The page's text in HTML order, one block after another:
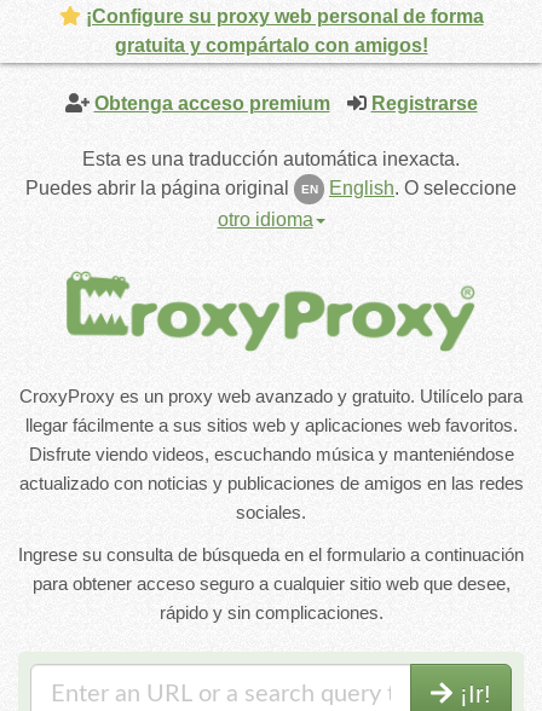
Obtenga acceso premium Registrarse
Esta es una traducción automática inexacta.
Puedes abrir la página original
EN English. O seleccione
otro idioma
CroxyProxy es un proxy web avanzado y gratuito. Utilícelo para
llegar fácilmente a sus sitios web y aplicaciones web favoritos.
Disfrute viendo videos, escuchando música y manteniéndose
actualizado con noticias y publicaciones de amigos en las redes
sociales.
Ingrese su consulta de búsqueda en el formulario a continuación
para obtener acceso seguro a cualquier sitio web que desee,
rápido y sin complicaciones.
¡Ir!
¡Configure su proxy web personal de forma
gratuita y compártalo con amigos!